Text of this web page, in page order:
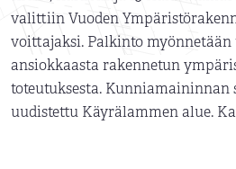
valittiin Vuoden
voittajaksi. Palkinto myönnetään
ansiokkaasta rakennetun
toteutuksesta. Kunniamaininnan
uudistettu Käyrälammen alue.